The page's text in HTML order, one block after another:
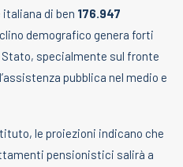
di ben 176.947
demografico genera forti
specialmente sul fronte
pubblica nel medio e
le proiezioni indicano che
pensionistici salirà a